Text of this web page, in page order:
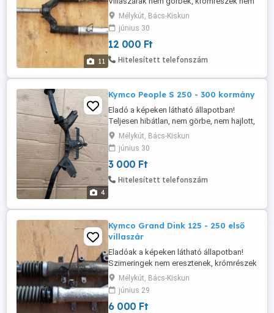
11
rozsdafoltosak! Szimeringek eresztenek!!
Csak együtt eladó a kormányoszloppal!!
Az ára fix 12.000 Ft! Postázás megoldható
akár utánvétellel is! A postaköltség a
vevőt terheli! Postai díjak: Utánvétellel
Mélykút, Bács-Kiskun
június 30
12 000 Ft
Hitelesített telefonszám
4
Kymco People S 250 - 300 kormány
Eladó a képeken látható állapotban!
Teljesen hibátlan, nem görbe, nem hajlott,
nem balesetes! Az ára fix 3000 Ft!
Postázás megoldható akár utánvétellel is!
A postaköltség a vevőt terheli! Postai
díjak: Utánvétellel házhoz - 3300 Ft
Utánvétellel postán maradóként - 3075 Ft
Mélykút, Bács-Kiskun
június 30
3 000 Ft
Hitelesített telefonszám
Kymco Grand Dink 125 - 250 első
villaszár
Eladóak a képeken látható állapotban!
Szimeringek nem eresztenek, krómrészek
nem rozsdafoltosak, nem görbék, nem
hajlottak, nem balesetesek! Csak párban
eladó! Az ára fix 6000 Ft pár! Postázás
megoldható akár utánvétellel is! A
Mélykút, Bács-Kiskun
június 29
6 000 Ft